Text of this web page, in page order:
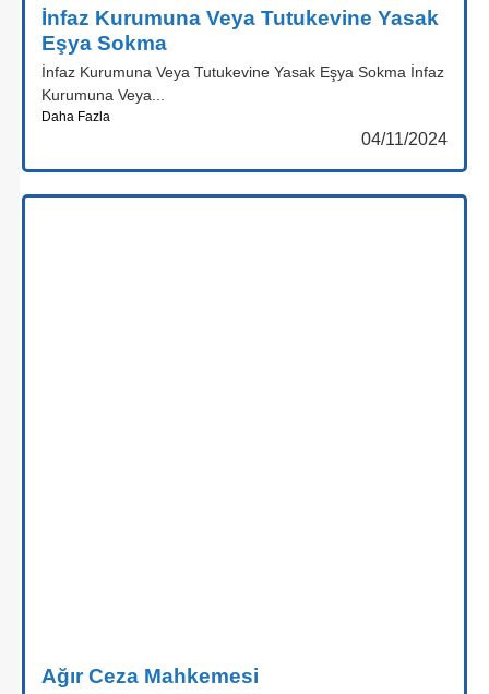
İnfaz Kurumuna Veya Tutukevine Yasak
Eşya Sokma
İnfaz Kurumuna Veya Tutukevine Yasak Eşya Sokma İnfaz
Kurumuna Veya...
Daha Fazla
04/11/2024
Ağır Ceza Mahkemesi